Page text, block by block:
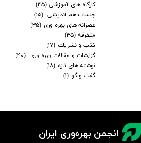
کارگاه های آموزشی (۳۵)
جلسات هم اندیشی (۱۵)
عصرانه های بهره وری (۳۵)
متفرقه (۳۵)
کتب و نشریات (۱۷)
گزارشات و مقالات بهره وری
(۴۰)
نوشته های تازه (۱۸)
گفت و گو (۱)
انجمن بهره‌وری ایران